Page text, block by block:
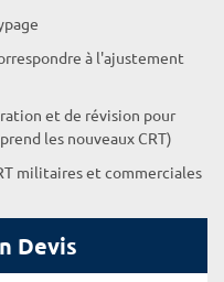
à l'ajustement
et de révision pour
les nouveaux CRT)
militaires et commerciales
Devis